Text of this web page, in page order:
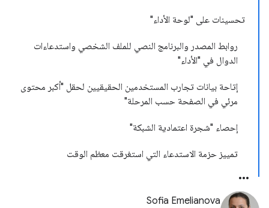
تحسينات على "لوحة الأداء"
روابط المصدر والبرنامج النصي للملف الشخصي واستدعاءات
الدوال في "الأداء"
إتاحة بيانات تجارب المستخدمين الحقيقيين لحقل "أكبر محتوى
مرئي في الصفحة حسب المرحلة"
إحصاء "شجرة اعتمادية الشبكة"
تمييز حزمة الاستدعاء التي استغرقت معظم الوقت
Sofia Emelianova